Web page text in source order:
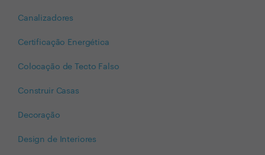
Canalizadores
Certificação Energética
Colocação de Tecto Falso
Construir Casas
Decoração
Design de Interiores